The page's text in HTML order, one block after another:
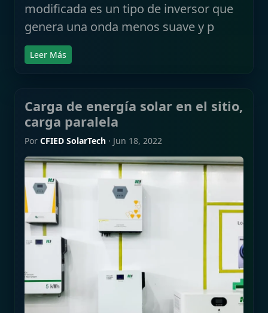
modificada es un tipo de inversor que
genera una onda menos suave y p
Leer Más
Carga de energía solar en el sitio,
carga paralela
Por CFIED SolarTech · Jun 18, 2022